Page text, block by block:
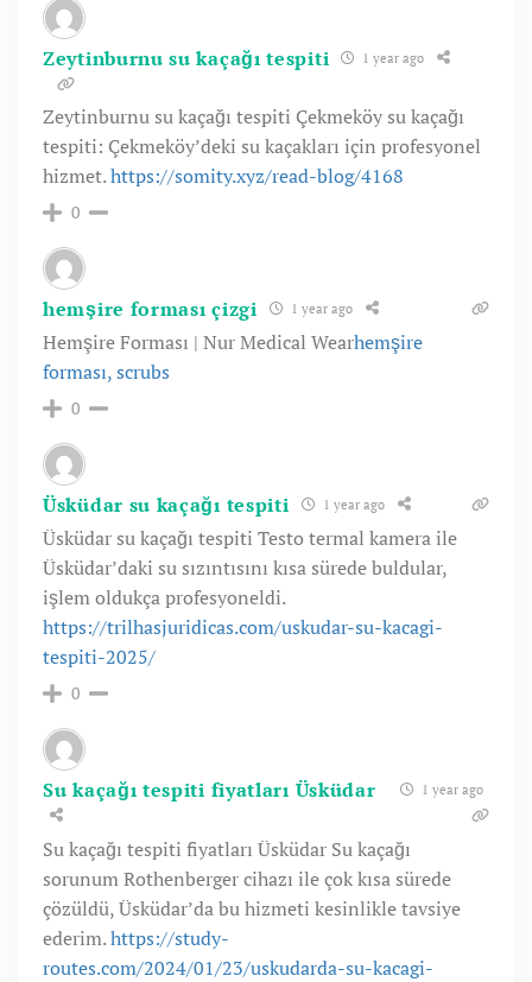
Zeytinburnu su kaçağı tespiti 1 year ago
Zeytinburnu su kaçağı tespiti Çekmeköy su kaçağı
tespiti: Çekmeköy’deki su kaçakları için profesyonel
hizmet.https://somity.xyz/read-blog/4168
0
hemşire forması çizgi 1 year ago
Hemşire Forması | Nur Medical Wearhemşire
forması, scrubs
0
Üsküdar su kaçağı tespiti 1 year ago
Üsküdar su kaçağı tespiti Testo termal kamera ile
Üsküdar’daki su sızıntısını kısa sürede buldular,
işlem oldukça profesyoneldi.
https://trilhasjuridicas.com/uskudar-su-kacagi-
tespiti-2025/
0
Su kaçağı tespiti fiyatları Üsküdar 1 year ago
Su kaçağı tespiti fiyatları Üsküdar Su kaçağı
sorunum Rothenberger cihazı ile çok kısa sürede
çözüldü, Üsküdar’da bu hizmeti kesinlikle tavsiye
ederim.https://study-
routes.com/2024/01/23/uskudarda-su-kacagi-